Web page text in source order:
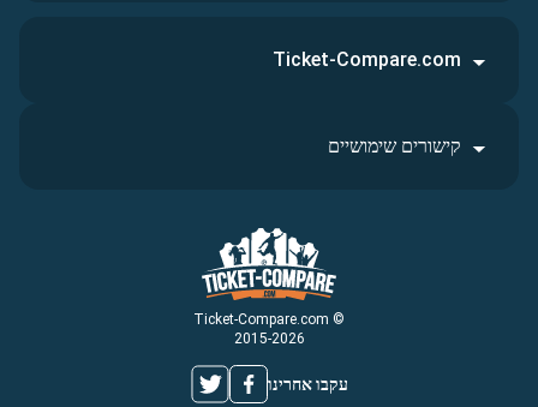
© Ticket-Compare.com
2015-2026
עקבו אחרינו
Ticket-Compare.com
קישורים שימושיים